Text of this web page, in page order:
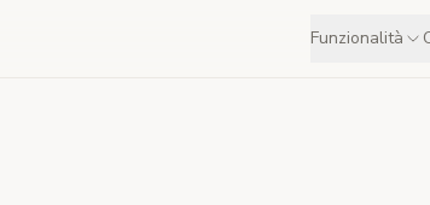
Funzionalità